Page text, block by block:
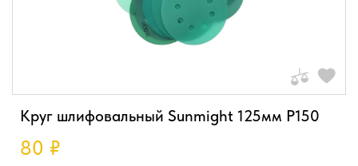
Круг шлифовальный Sunmight 125мм P150
80 ₽